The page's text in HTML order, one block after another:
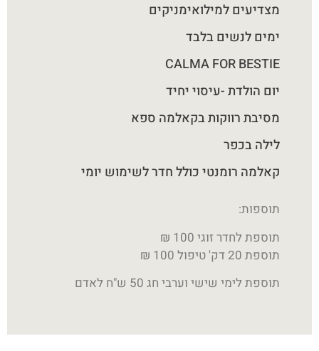
מצדיעים למילואימניקים
ימים לנשים בלבד
CALMA FOR BESTIE
יום הולדת -עיסוי יחיד
מסיבת רווקות בקאלמה ספא
לילה בכפר
קאלמה רומנטי כולל חדר לשימוש יומי
תוספות:
תוספת לחדר זוגי 100 ₪
תוספת 20 דק' טיפול 100 ₪
תוספת לימי שישי וערבי חג 50 ש"ח לאדם